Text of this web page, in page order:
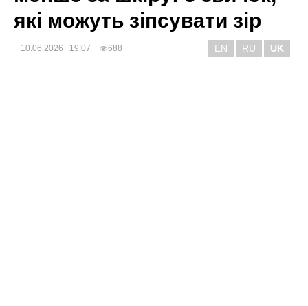
які можуть зіпсувати зір
10.06.2026 19:07 688 EN RU UK